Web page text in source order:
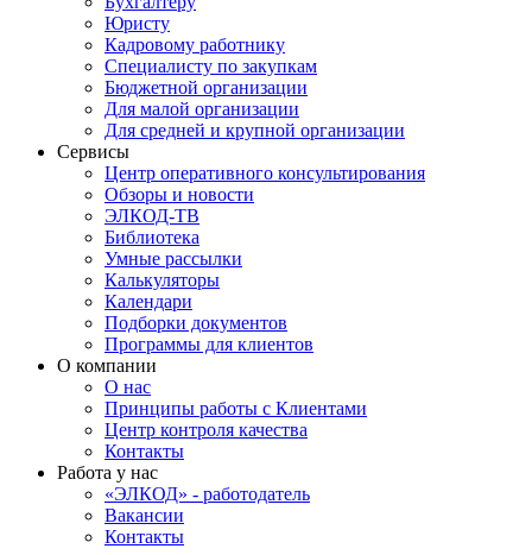
Юристу
Кадровому работнику
Специалисту по закупкам
Бюджетной организации
Для малой организации
Для средней и крупной организации
Сервисы
Центр оперативного консультирования
Обзоры и новости
ЭЛКОД-ТВ
Библиотека
Умные рассылки
Калькуляторы
Календари
Подборки документов
Программы для клиентов
О компании
О нас
Принципы работы с Клиентами
Центр контроля качества
Контакты
Работа у нас
«ЭЛКОД» - работодатель
Вакансии
Контакты